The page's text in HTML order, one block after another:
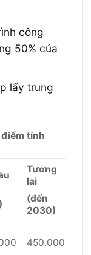
công
50% của
lấy trung
tính
Tương
lai
(đến
2030)
450.000